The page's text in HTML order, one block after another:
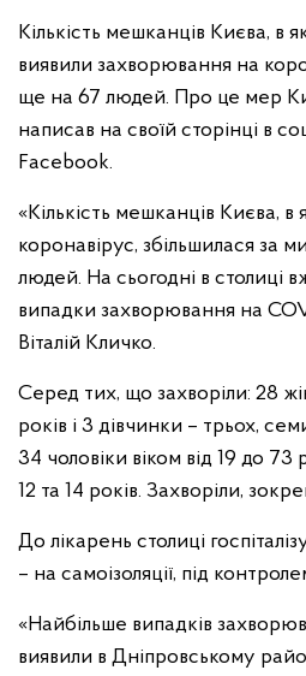
Кількість мешканців Києва, в
виявили захворювання на
ще на 67 людей. Про це мер
написав на своїй сторінці в
Facebook.
«Кількість мешканців Києва, в
коронавірус, збільшилася за
людей. На сьогодні в столиці
випадки захворювання на
Віталій Кличко.
Серед тих, що захворіли: 28
років і 3 дівчинки – трьох,
34 чоловiки віком від 19 до 73
12 та 14 років. Захворіли,
До лікарень столиці
– на самоізоляції, під
«Найбільше випадків
виявили в Дніпровському